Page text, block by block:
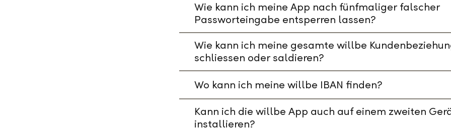
Wie kann ich meine App nach fünfmaliger falscher
Passworteingabe entsperren lassen?
Wie kann ich meine gesamte willbe
schliessen oder saldieren?
Wo kann ich meine willbe IBAN finden?
Kann ich die willbe App auch auf einem zweiten
installieren?